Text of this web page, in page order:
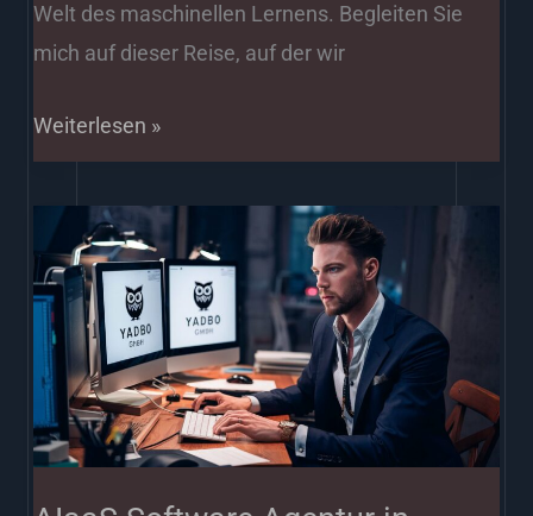
Welt des maschinellen Lernens. Begleiten Sie
mich auf dieser Reise, auf der wir
Weiterlesen »
AIaaS
Software
Agentur
Baden-
Württemberg
und